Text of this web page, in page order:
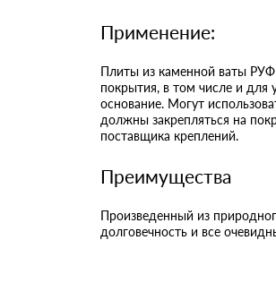
Применение:
Плиты из каменной ваты РУФ
покрытия, в том числе и для
основание. Могут
должны закрепляться на
поставщика креплений.
Преимущества
Произведенный из
долговечность и все